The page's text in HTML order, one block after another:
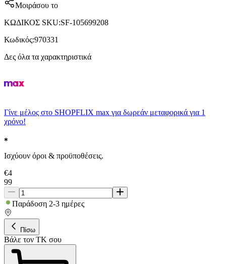
Μοιράσου το
ΚΩΔΙΚΟΣ SKU:SF-105699208
Κωδικός:970331
Δες όλα τα χαρακτηριστικά
Γίνε μέλος στο SHOPFLIX max για δωρεάν μεταφορικά για 1
χρόνο!
Ισχύουν όροι & προϋποθέσεις.
€4
99
Παράδοση 2-3 ημέρες
Πίσω
Βάλε τον ΤΚ σου